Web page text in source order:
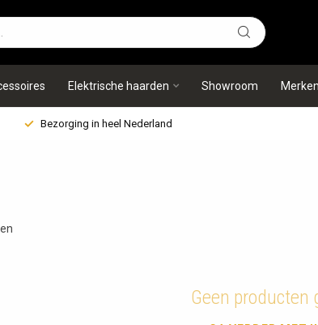
Elektrische haarden Showroom Merken
Bezorging in heel Nederland
Geen producten